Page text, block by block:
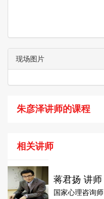
现场图片
朱彦泽讲师的课程
相关讲师
蒋君扬 讲师
国家心理咨询师